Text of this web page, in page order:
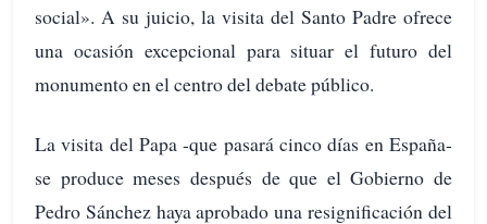
social». A su juicio, la visita del Santo Padre ofrece
una ocasión excepcional para situar el futuro del
monumento en el centro del debate público.
La visita del Papa -que pasará cinco días en España-
se produce meses después de que el Gobierno de
Pedro Sánchez haya aprobado una resignificación del